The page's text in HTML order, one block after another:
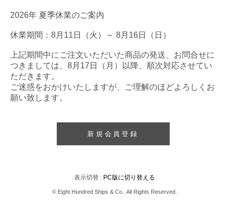
2026年 夏季休業のご案内
休業期間：8月11日（火）～ 8月16日（日）
上記期間中にご注文いただいた商品の発送、お問合せに
つきましては、8月17日（月）以降、順次対応させてい
ただきます。
ご迷惑をおかけいたしますが、ご理解のほどよろしくお
願い致します。
新規会員登録
表示切替 : PC版に切り替える
© Eight Hundred Ships & Co.. All Rights Reserved.